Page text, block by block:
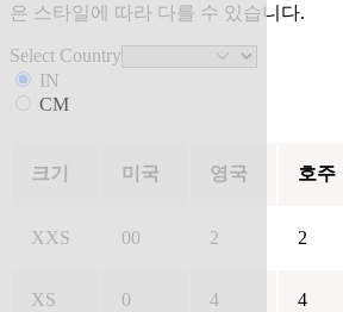
은 스타일에 따라 다를 수 있습니다.
Select Country
IN
CM
크기 미국 영국 호주
XXS 00 2 2
XS 0 4 4